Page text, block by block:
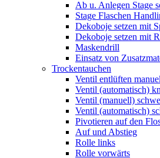
Ab u. Anlegen Stage
Stage Flaschen
Dekoboje setzen mit
Dekoboje setzen mit
Maskendrill
Einsatz von
Trockentauchen
Ventil entlüften
Ventil (automatisch)
Ventil (manuell)
Ventil (automatisch)
Pivotieren auf den
Auf und Abstieg
Rolle links
Rolle vorwärts